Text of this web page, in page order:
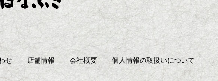
せ 店舗情報 会社概要 個人情報の取扱いについて